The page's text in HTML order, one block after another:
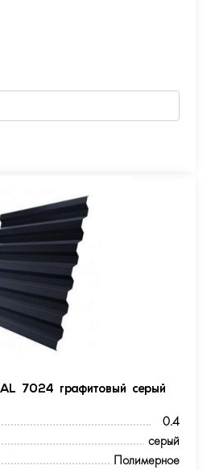
7024 графитовый серый
0.4
серый
Полимерное